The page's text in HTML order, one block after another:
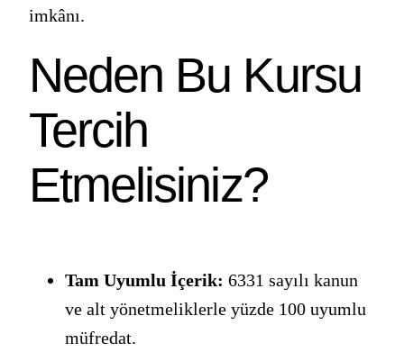
imkânı.
Neden Bu Kursu
Tercih
Etmelisiniz?
Tam Uyumlu İçerik: 6331 sayılı kanun
ve alt yönetmeliklerle yüzde 100 uyumlu
müfredat.